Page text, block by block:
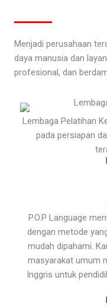
Menjadi perusahaan
daya manusia dan
profesional, dan
Lembaga Pelatihan
pada persiapan
P.O.P Language
dengan metode
mudah dipahami.
masyarakat umum
Inggris untuk